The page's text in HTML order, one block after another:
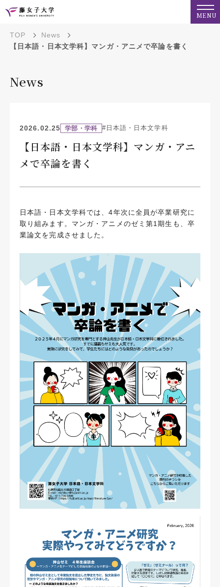
MENU
TOP
News
【日本語・日本文学科】マンガ・アニメで卒論を書く
News
2026.02.25 学部・学科 #日本語・日本文学科
【日本語・日本文学科】マンガ・アニ
メで卒論を書く
日本語・日本文学科では、4年次に全員が卒業研究に
取り組みます。マンガ・アニメのゼミ第1期生も、卒
業論文を完成させました。